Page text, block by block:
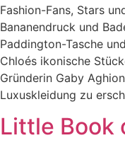
Fashion-Fans, Stars
Bananendruck und
Paddington-Tasche
Chloés ikonische
Gründerin Gaby
Luxuskleidung zu
Little Book